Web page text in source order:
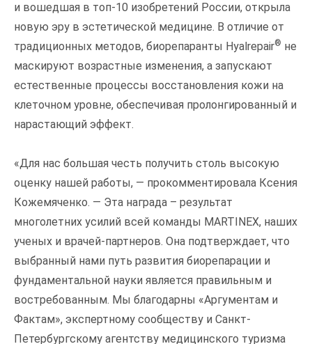
и вошедшая в топ-10 изобретений России, открыла
новую эру в эстетической медицине. В отличие от
традиционных методов, биорепаранты Hyalrepair® не
маскируют возрастные изменения, а запускают
естественные процессы восстановления кожи на
клеточном уровне, обеспечивая пролонгированный и
нарастающий эффект.
«Для нас большая честь получить столь высокую
оценку нашей работы, — прокомментировала Ксения
Кожемяченко. — Эта награда – результат
многолетних усилий всей команды MARTINEX, наших
ученых и врачей-партнеров. Она подтверждает, что
выбранный нами путь развития биорепарации и
фундаментальной науки является правильным и
востребованным. Мы благодарны «Аргументам и
Фактам», экспертному сообществу и Санкт-
Петербургскому агентству медицинского туризма